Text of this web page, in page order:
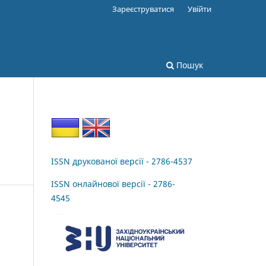
Пошук
Зареєструватися Увійти
ISSN друкованої версії - 2786-4537
ISSN онлайнової версії - 2786-
4545